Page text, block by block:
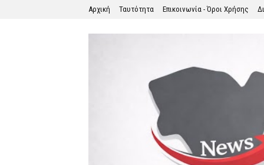
Αρχική Ταυτότητα Επικοινωνία - Όροι Χρήσης